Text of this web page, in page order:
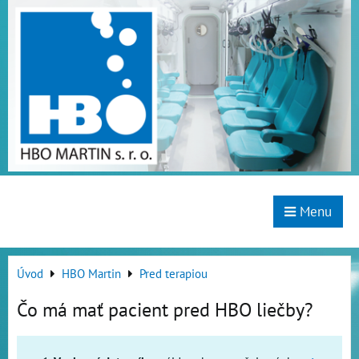
Menu
Úvod HBO Martin Pred terapiou
Čo má mať pacient pred HBO liečby?